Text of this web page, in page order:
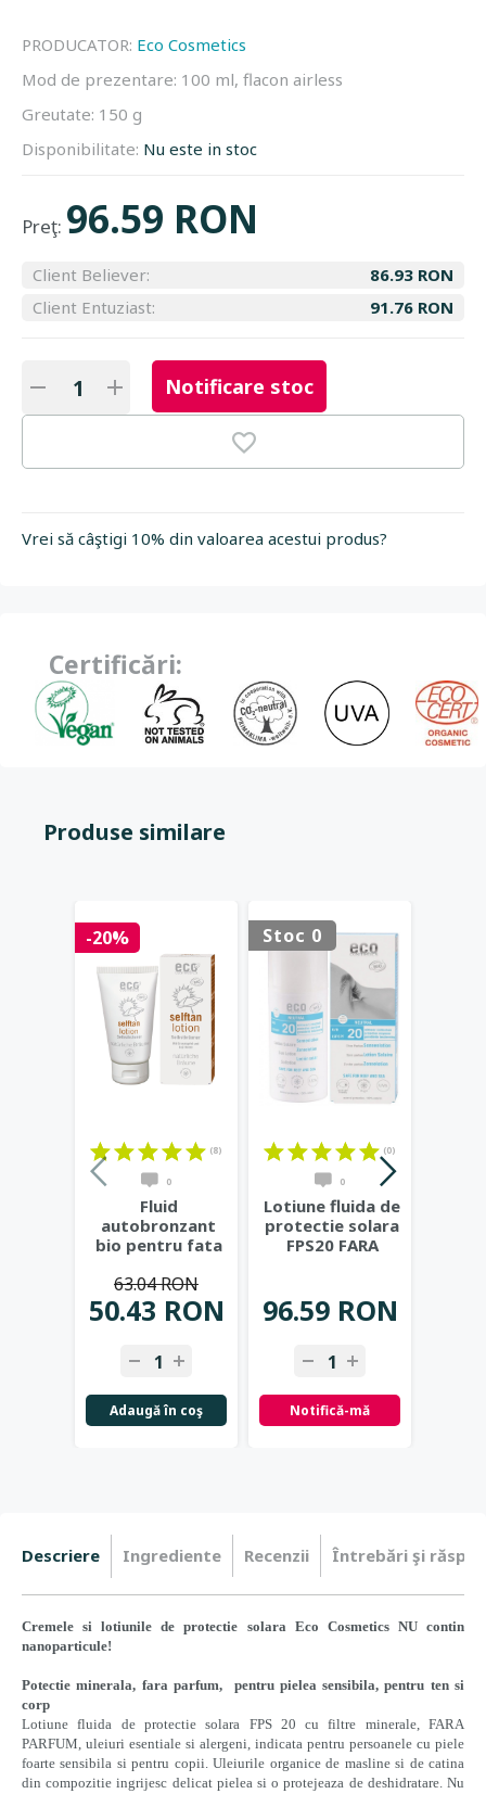
PRODUCATOR: Eco Cosmetics
Mod de prezentare: 100 ml, flacon airless
Greutate: 150 g
Disponibilitate: Nu este in stoc
Preţ: 96.59 RON
Client Believer:
86.93 RON
Client Entuziast:
91.76 RON
Notificare stoc
Vrei să câştigi 10% din valoarea acestui produs?
Certificări:
Produse similare
-20%
(8)
0
Fluid
autobronzant
bio pentru fata
si extract...
50.43 RON
63.04 RON
Adaugă în coş
Stoc 0
(0)
0
Lotiune fluida de
protectie solara
FPS20 FARA
96.59 RON
Notifică-mă
Descriere Ingrediente Recenzii Întrebări şi
Cremele si lotiunile de protectie solara Eco Cosmetics NU contin
nanoparticule!
Potectie minerala, fara parfum, pentru pielea sensibila, pentru ten si
corp
Lotiune fluida de protectie solara FPS 20 cu filtre minerale, FARA
PARFUM, uleiuri esentiale si alergeni, indicata pentru persoanele cu piele
foarte sensibila si pentru copii. Uleiurile organice de masline si de catina
din compozitie ingrijesc delicat pielea si o protejeaza de deshidratare. Nu